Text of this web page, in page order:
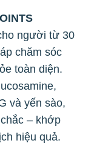
người từ 30
chăm sóc
toàn diện.
và yến sào,
– khớp
hiệu quả.